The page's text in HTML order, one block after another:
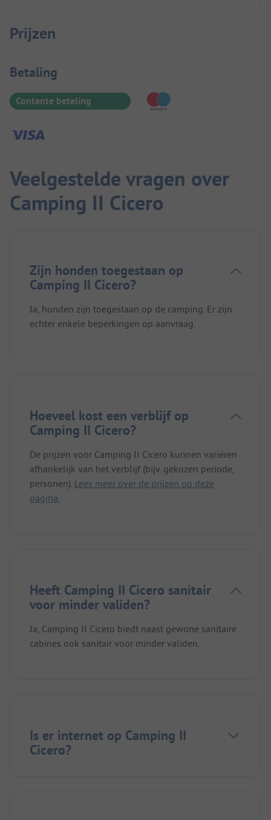
Prijzen
Betaalinformatie
Betaling
Contante betaling
Veelgestelde vragen over
Camping II Cicero
Zijn honden toegestaan op
Camping II Cicero?
Ja, honden zijn toegestaan op de camping. Er zijn
echter enkele beperkingen op aanvraag.
Hoeveel kost een verblijf op
Camping II Cicero?
De prijzen voor Camping II Cicero kunnen variëren
afhankelijk van het verblijf (bijv. gekozen periode,
personen). Lees meer over de prijzen op deze
pagina.
Heeft Camping II Cicero sanitair
voor minder validen?
Ja, Camping II Cicero biedt naast gewone sanitaire
cabines ook sanitair voor minder validen.
Is er internet op Camping II
Cicero?